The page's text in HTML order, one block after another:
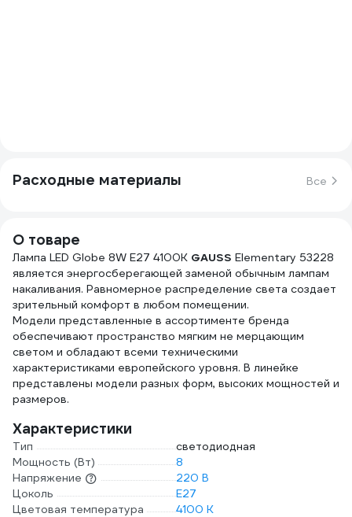
Расходные материалы Все
О товаре
Лампа LED Globe 8W E27 4100K GAUSS Elementary 53228
является энергосберегающей заменой обычным лампам
накаливания. Равномерное распределение света создает
зрительный комфорт в любом помещении.
Модели представленные в ассортименте бренда
обеспечивают пространство мягким не мерцающим
светом и обладают всеми техническими
характеристиками европейского уровня. В линейке
представлены модели разных форм, высоких мощностей и
размеров.
Характеристики
Тип
светодиодная
Мощность (Вт)
8
Напряжение
220 В
Цоколь
E27
Цветовая температура
4100 К